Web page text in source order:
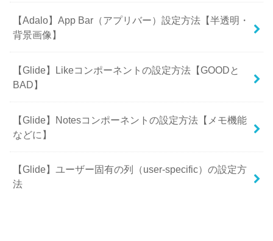
【Adalo】App Bar（アプリバー）設定方法【半透明・
背景画像】
【Glide】Likeコンポーネントの設定方法【GOODと
BAD】
【Glide】Notesコンポーネントの設定方法【メモ機能
などに】
【Glide】ユーザー固有の列（user-specific）の設定方
法